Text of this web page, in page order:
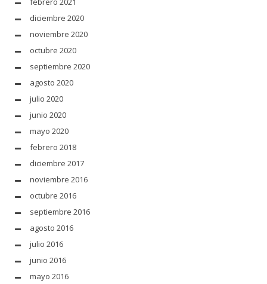
diciembre 2020
noviembre 2020
octubre 2020
septiembre 2020
agosto 2020
julio 2020
junio 2020
mayo 2020
febrero 2018
diciembre 2017
noviembre 2016
octubre 2016
septiembre 2016
agosto 2016
julio 2016
junio 2016
mayo 2016